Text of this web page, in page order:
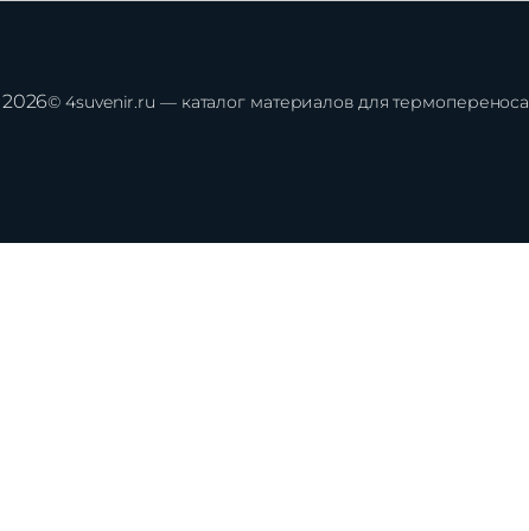
2026© 4suvenir.ru — каталог материалов для термопереноса